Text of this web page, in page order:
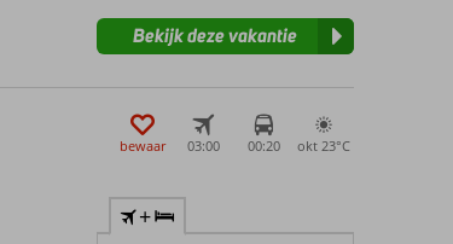
Bekijk deze vakantie
bewaar 03:00 00:20 okt 23°C
+